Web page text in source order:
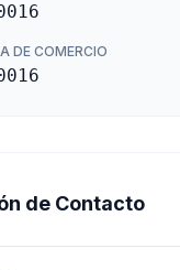
DE COMERCIO
de Contacto